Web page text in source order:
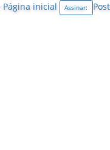
Página inicial Assinar: